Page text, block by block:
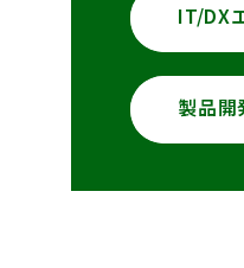
IT/DX
製品開